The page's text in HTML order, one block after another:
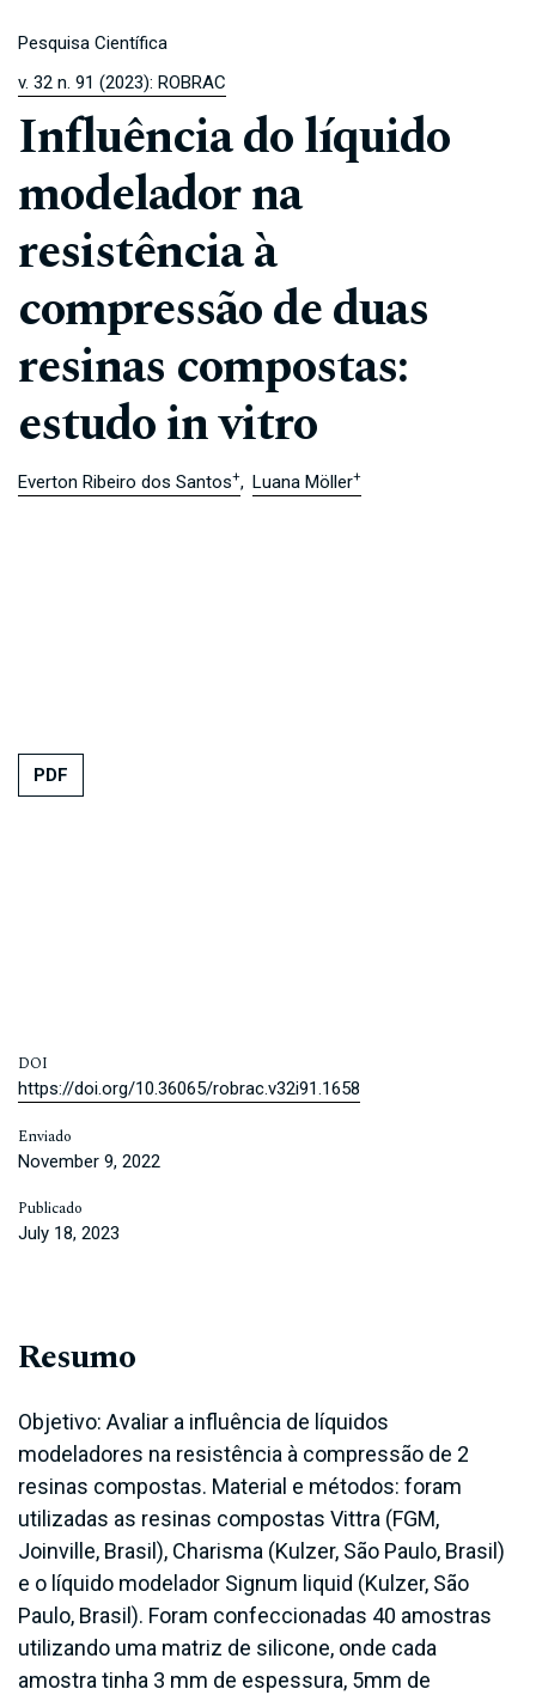
Pesquisa Científica
v. 32 n. 91 (2023): ROBRAC
Influência do líquido
modelador na
resistência à
compressão de duas
resinas compostas:
estudo in vitro
Everton Ribeiro dos Santos+ Luana Möller+
PDF
DOI
https://doi.org/10.36065/robrac.v32i91.1658
Enviado
November 9, 2022
Publicado
July 18, 2023
Resumo
Objetivo: Avaliar a influência de líquidos
modeladores na resistência à compressão de 2
resinas compostas. Material e métodos: foram
utilizadas as resinas compostas Vittra (FGM,
Joinville, Brasil), Charisma (Kulzer, São Paulo, Brasil)
e o líquido modelador Signum liquid (Kulzer, São
Paulo, Brasil). Foram confeccionadas 40 amostras
utilizando uma matriz de silicone, onde cada
amostra tinha 3 mm de espessura, 5mm de